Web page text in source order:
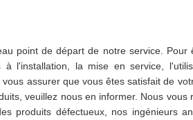
point de départ de notre service. Pour
à l'installation, la mise en service,
assurer que vous êtes satisfait de
veuillez nous en informer. Nous vous
produits défectueux, nos ingénieurs